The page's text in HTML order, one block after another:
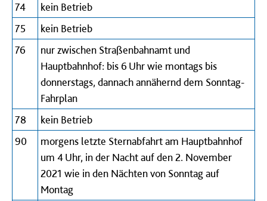
74
kein Betrieb
75
kein Betrieb
76
nur zwischen Straßenbahnamt und
Hauptbahnhof: bis 6 Uhr wie montags bis
donnerstags, dannach annähernd dem Sonntag-
Fahrplan
78
kein Betrieb
90
morgens letzte Sternabfahrt am Hauptbahnhof
um 4 Uhr, in der Nacht auf den 2. November
2021 wie in den Nächten von Sonntag auf
Montag